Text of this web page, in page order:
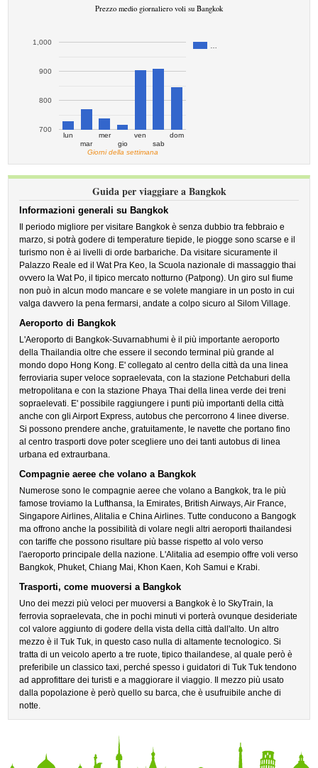
Prezzo medio giornaliero voli su Bangkok
lun
mar
mer
gio
ven
sab
dom
700
800
900
1,000
Giorni della settimana
Guida per viaggiare a Bangkok
Informazioni generali su Bangkok
Il periodo migliore per visitare Bangkok è senza dubbio tra febbraio e
marzo, si potrà godere di temperature tiepide, le piogge sono scarse e il
turismo non è ai livelli di orde barbariche. Da visitare sicuramente il
Palazzo Reale ed il Wat Pra Keo, la Scuola nazionale di massaggio thai
ovvero la Wat Po, il tipico mercato notturno (Patpong). Un giro sul fiume
non può in alcun modo mancare e se volete mangiare in un posto in cui
valga davvero la pena fermarsi, andate a colpo sicuro al Silom Village.
Aeroporto di Bangkok
L'Aeroporto di Bangkok-Suvarnabhumi è il più importante aeroporto
della Thailandia oltre che essere il secondo terminal più grande al
mondo dopo Hong Kong. E' collegato al centro della città da una linea
ferroviaria super veloce sopraelevata, con la stazione Petchaburi della
metropolitana e con la stazione Phaya Thai della linea verde dei treni
sopraelevati. E' possibile raggiungere i punti più importanti della città
anche con gli Airport Express, autobus che percorrono 4 linee diverse.
Si possono prendere anche, gratuitamente, le navette che portano fino
al centro trasporti dove poter scegliere uno dei tanti autobus di linea
urbana ed extraurbana.
Compagnie aeree che volano a Bangkok
Numerose sono le compagnie aeree che volano a Bangkok, tra le più
famose troviamo la Lufthansa, la Emirates, British Airways, Air France,
Singapore Airlines, Alitalia e China Airlines. Tutte conducono a Bangogk
ma offrono anche la possibilità di volare negli altri aeroporti thailandesi
con tariffe che possono risultare più basse rispetto al volo verso
l'aeroporto principale della nazione. L'Alitalia ad esempio offre voli verso
Bangkok, Phuket, Chiang Mai, Khon Kaen, Koh Samui e Krabi.
Trasporti, come muoversi a Bangkok
Uno dei mezzi più veloci per muoversi a Bangkok è lo SkyTrain, la
ferrovia sopraelevata, che in pochi minuti vi porterà ovunque desideriate
col valore aggiunto di godere della vista della città dall'alto. Un altro
mezzo è il Tuk Tuk, in questo caso nulla di altamente tecnologico. Si
tratta di un veicolo aperto a tre ruote, tipico thailandese, al quale però è
preferibile un classico taxi, perché spesso i guidatori di Tuk Tuk tendono
ad approfittare dei turisti e a maggiorare il viaggio. Il mezzo più usato
dalla popolazione è però quello su barca, che è usufruibile anche di
notte.